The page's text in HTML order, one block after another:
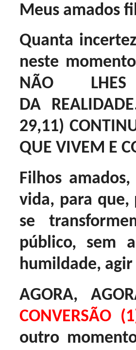
Meus amados
Quanta
neste
NÃO
DA
29,11)
QUE VIVEM E
Filhos
vida, para que,
se
público, sem
humildade,
AGORA,
CONVERSÃO
outro